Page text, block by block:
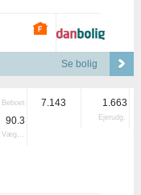
Se bolig
Beboet
90.3
Vægtet
7.143 1.663
Ejerudg.